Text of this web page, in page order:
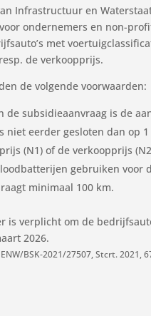
Infrastructuur en
ondernemers en non-
met
de verkoopprijs.
de volgende voorwaarden:
de subsidieaanvraag is de
niet eerder gesloten dan op
(N1) of de verkoopprijs
gebruiken voor
minimaal 100 km.
is verplicht om de
2026.
BSK-2021/27507, Stcrt. 2021,